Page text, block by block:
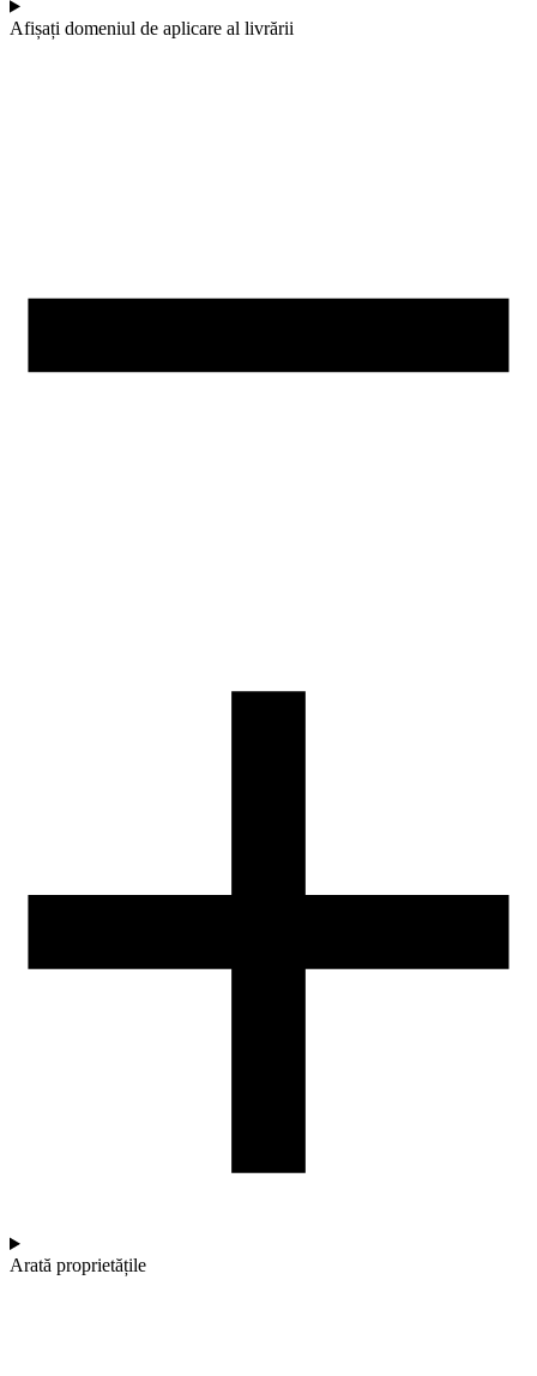
Afișați domeniul de aplicare al livrării
Arată proprietățile